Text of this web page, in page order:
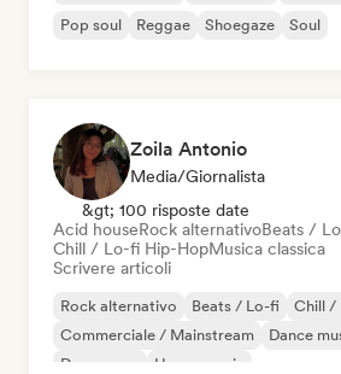
Pop soul
Reggae Shoegaze Soul
Zoila Antonio
Media/Giornalista
&gt; 100 risposte date
Acid houseRock alternativoBeats /
Chill / Lo-fi Hip-HopMusica classica
Scrivere articoli
Rock alternativo Beats / Lo-fi
Chill /
Commerciale / Mainstream
Dance
Dream pop
House music